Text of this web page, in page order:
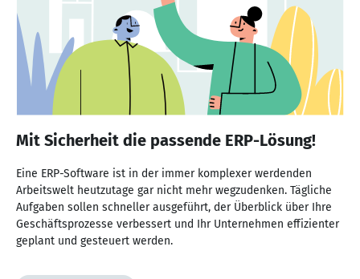
Mit Sicherheit die passende ERP-Lösung!
Eine ERP-Software ist in der immer komplexer werdenden
Arbeitswelt heutzutage gar nicht mehr wegzudenken. Tägliche
Aufgaben sollen schneller ausgeführt, der Überblick über Ihre
Geschäftsprozesse verbessert und Ihr Unternehmen effizienter
geplant und gesteuert werden.